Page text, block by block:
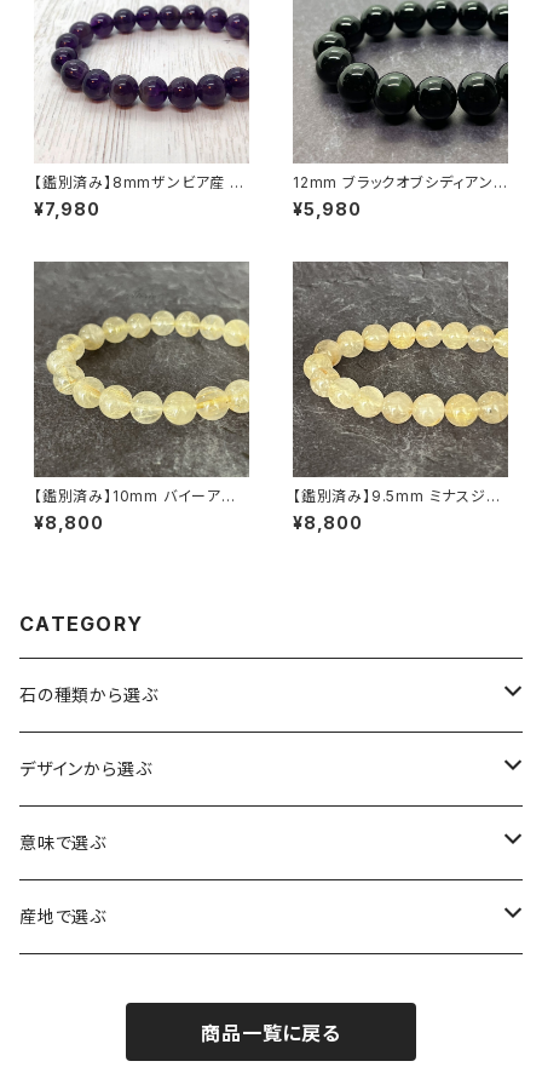
【鑑別済み】8mmザンビア産 天
然アメジスト ブレスレット
¥7,980
12mm ブラックオブシディアン
（黒曜石）ブレスレット【メキシコ
産】
¥5,980
【鑑別済み】10mm バイーア州
産 ゴールデン ルチルクォーツ ブ
レスレット【画像現物・RT02】
¥8,800
【鑑別済み】9.5mm ミナスジェ
ライス州産 ゴールデン ルチルク
ォーツ ブレスレット【画像現物・
¥8,800
CATEGORY
石の種類から選ぶ
水晶（クォーツ）
アイリスクォーツ（虹入り水晶）
ヒマラヤ水晶
ローズクォーツ（紅水晶）
アメジスト（紫水晶）
スモーキークォーツ（煙水晶）
デザインから選ぶ
龍彫刻（水晶）
龍彫刻（オニキス）
意味で選ぶ
魔除け・厄除け
癒やし・ヒーリング
産地で選ぶ
商品一覧に戻る